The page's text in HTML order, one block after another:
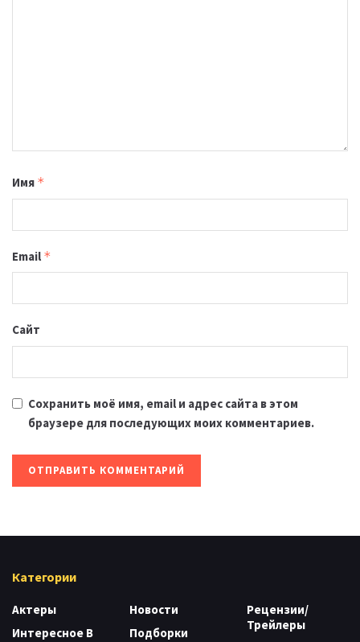
Имя *
Email *
Сайт
Сохранить моё имя, email и адрес сайта в этом
браузере для последующих моих комментариев.
Категории
Актеры
Интересное В
Новости
Подборки
Рецензии/
Трейлеры